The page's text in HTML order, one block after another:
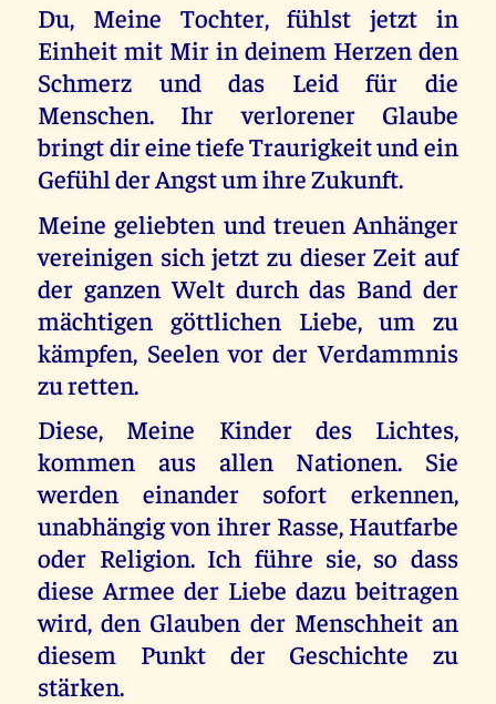
Du, Meine Tochter, fühlst jetzt in
Einheit mit Mir in deinem Herzen den
Schmerz und das Leid für die
Menschen. Ihr verlorener Glaube
bringt dir eine tiefe Traurigkeit und ein
Gefühl der Angst um ihre Zukunft.
Meine geliebten und treuen Anhänger
vereinigen sich jetzt zu dieser Zeit auf
der ganzen Welt durch das Band der
mächtigen göttlichen Liebe, um zu
kämpfen, Seelen vor der Verdammnis
zu retten.
Diese, Meine Kinder des Lichtes,
kommen aus allen Nationen. Sie
werden einander sofort erkennen,
unabhängig von ihrer Rasse, Hautfarbe
oder Religion. Ich führe sie, so dass
diese Armee der Liebe dazu beitragen
wird, den Glauben der Menschheit an
diesem Punkt der Geschichte zu
stärken.